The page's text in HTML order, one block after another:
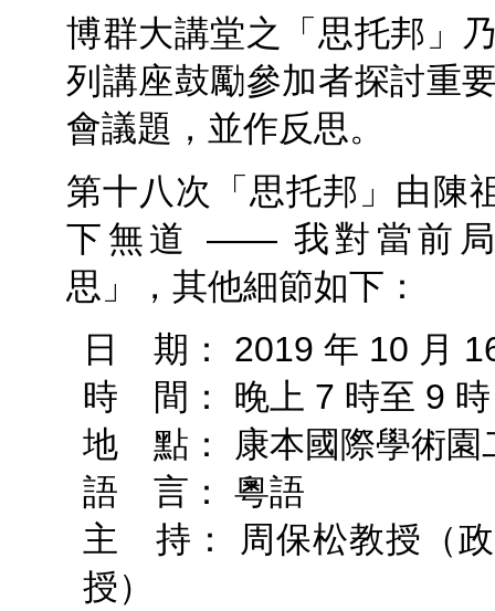
博群大講堂之「思托邦」
列講座鼓勵參加者探討重
會議題，並作反思。
第十八次「思托邦」由陳
下無道 —— 我對當前
思」，其他細節如下：
日 期： 2019 年 10 月
時 間： 晚上 7 時至 9 時
地 點： 康本國際學術園
語 言： 粵語
主 持： 周保松教授（
授）